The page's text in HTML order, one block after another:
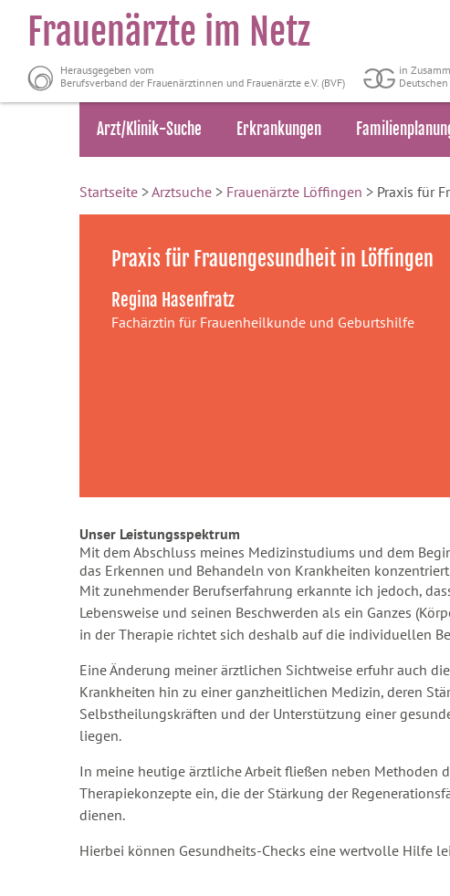
Frauenärzte im Netz
Herausgegeben vom
Berufsverband der Frauenärztinnen und Frauenärzte e.V. (BVF)
in
Arzt/Klinik-Suche Erkrankungen
Startseite >Arztsuche > Frauenärzte Löffingen > Praxis für
Praxis für Frauengesundheit in Löffingen
Regina Hasenfratz
Fachärztin für Frauenheilkunde und Geburtshilfe
Unser Leistungsspektrum
Mit dem Abschluss meines Medizinstudiums und dem
das Erkennen und Behandeln von Krankheiten
Mit zunehmender Berufserfahrung erkannte ich jedoch,
Lebensweise und seinen Beschwerden als ein Ganzes
in der Therapie richtet sich deshalb auf die individuellen
Eine Änderung meiner ärztlichen Sichtweise erfuhr auch
Krankheiten hin zu einer ganzheitlichen Medizin, deren
Selbstheilungskräften und der Unterstützung einer
liegen.
In meine heutige ärztliche Arbeit fließen neben Methoden
Therapiekonzepte ein, die der Stärkung der
dienen.
Hierbei können Gesundheits-Checks eine wertvolle Hilfe